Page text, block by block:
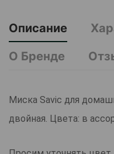
Описание
О Бренде
Миска Savic для
двойная. Цвета: в